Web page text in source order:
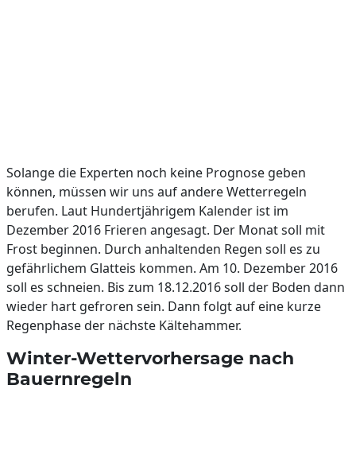
Solange die Experten noch keine Prognose geben
können, müssen wir uns auf andere Wetterregeln
berufen. Laut Hundertjährigem Kalender ist im
Dezember 2016 Frieren angesagt. Der Monat soll mit
Frost beginnen. Durch anhaltenden Regen soll es zu
gefährlichem Glatteis kommen. Am 10. Dezember 2016
soll es schneien. Bis zum 18.12.2016 soll der Boden dann
wieder hart gefroren sein. Dann folgt auf eine kurze
Regenphase der nächste Kältehammer.
Winter-Wettervorhersage nach
Bauernregeln